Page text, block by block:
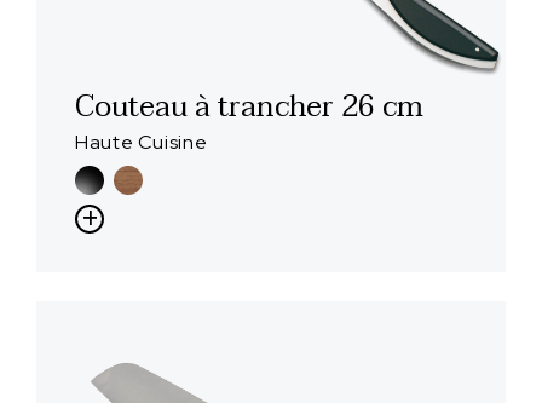
Couteau à trancher 26 cm
Haute Cuisine